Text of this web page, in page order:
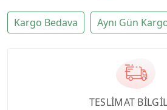
Kargo Bedava Aynı Gün
TESLİMAT